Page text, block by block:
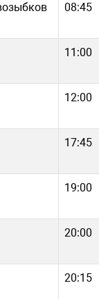
08:45
11:00
12:00
17:45
19:00
20:00
20:15